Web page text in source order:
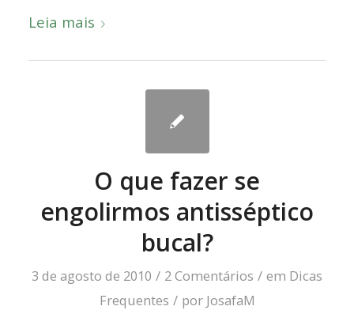
Leia mais
O que fazer se
engolirmos antisséptico
bucal?
3 de agosto de 2010 / 2 Comentários / em Dicas
Frequentes / por JosafaM